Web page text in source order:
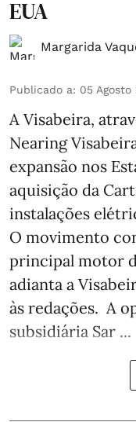
EUA
Margarida
Publicado a: 05 Agosto
A Visabeira,
Nearing
expansão nos
aquisição da
instalações
O movimento
principal motor
adianta a
às redações. A
subsidiária Sar ...